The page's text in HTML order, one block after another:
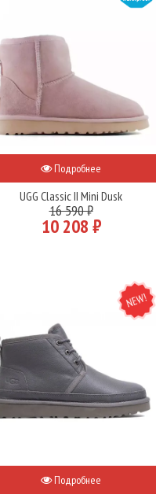
Подробнее
UGG Classic II Mini Dusk
16 590 ₽
10 208 ₽
NEW
Подробнее